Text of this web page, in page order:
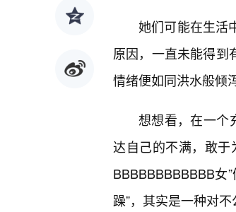
她们可能在生活
原因，一直未能得到
情绪便如同洪水般倾
想想看，在一个
达自己的不满，敢于
BBBBBBBBBBBB女
躁”，其实是一种对